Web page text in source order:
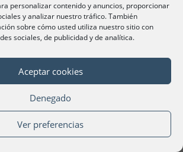
personalizar contenido y anuncios, proporcionar
y analizar nuestro tráfico. También
sobre cómo usted utiliza nuestro sitio con
sociales, de publicidad y de analítica.
Aceptar cookies
Denegado
Ver preferencias
961 366 212
Síguenos
de Comercio, Industria, Servicios y
de València 2020